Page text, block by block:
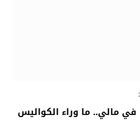
مالي.. ما وراء الكواليس